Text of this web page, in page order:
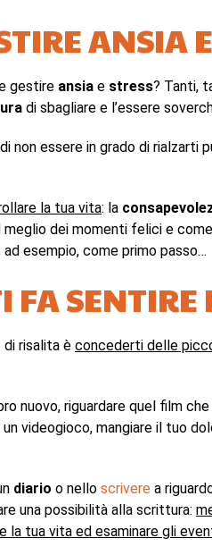
ANSIA
gestire ansia e stress? Tanti,
di sbagliare e l’essere
di non essere in grado di rialzarti
la tua vita: la
dei momenti felici e
ad esempio, come primo passo…
FA SENTIRE
di risalita è concederti delle
nuovo, riguardare quel film
videogioco, mangiare il tuo
diario o nello scrivere a
una possibilità alla scrittura:
la tua vita ed esaminare gli